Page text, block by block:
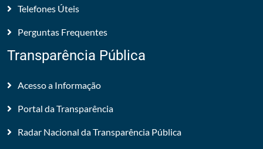
Telefones Úteis
Perguntas Frequentes
Transparência Pública
Acesso a Informação
Portal da Transparência
Radar Nacional da Transparência Pública